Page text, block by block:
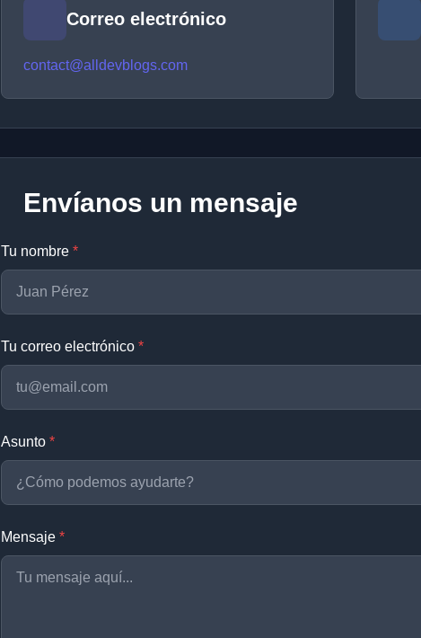
Correo electrónico
contact@alldevblogs.com
Envíanos un mensaje
Tu nombre *
Tu correo electrónico *
Asunto *
Mensaje *